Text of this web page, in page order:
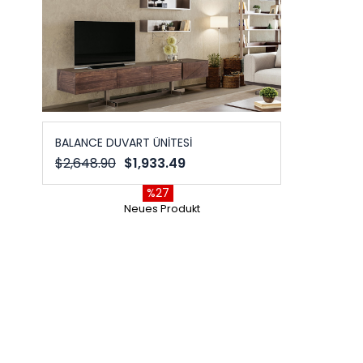
BALANCE DUVART ÜNİTESİ
$1,933.49
$2,648.90
%27
Neues Produkt